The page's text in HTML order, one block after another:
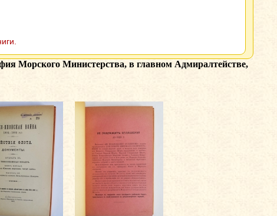
Морского Министерства, в главном Адмиралтействе,